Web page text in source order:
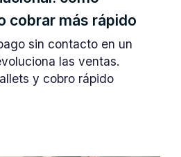
cobrar más rápido
sin contacto en un
las ventas.
y cobro rápido